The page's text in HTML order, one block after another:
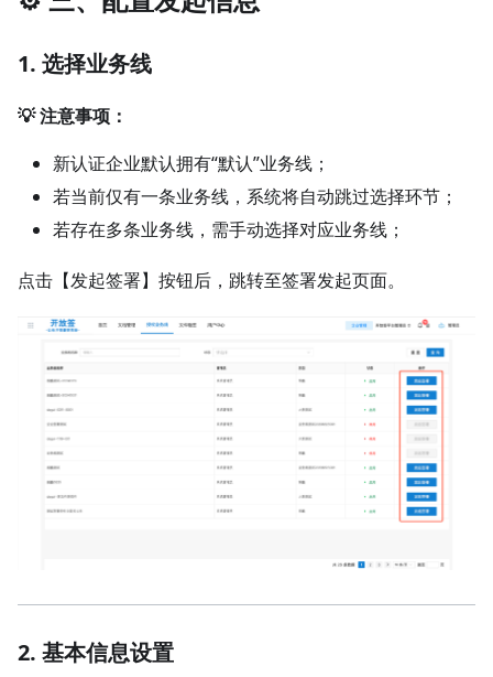
1. 选择业务线
💡 注意事项：
新认证企业默认拥有“默认”业务线；
若当前仅有一条业务线，系统将自动跳过选择环节；
若存在多条业务线，需手动选择对应业务线；
点击【发起签署】按钮后，跳转至签署发起页面。
2. 基本信息设置